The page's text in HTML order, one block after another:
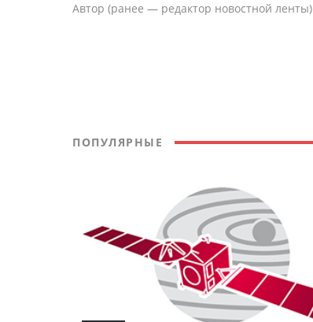
Автор (ранее — редактор новостной ленты)
ПОПУЛЯРНЫЕ